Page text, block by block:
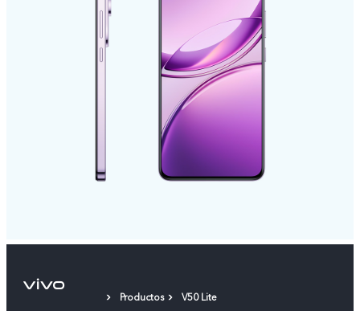
Productos V50 Lite